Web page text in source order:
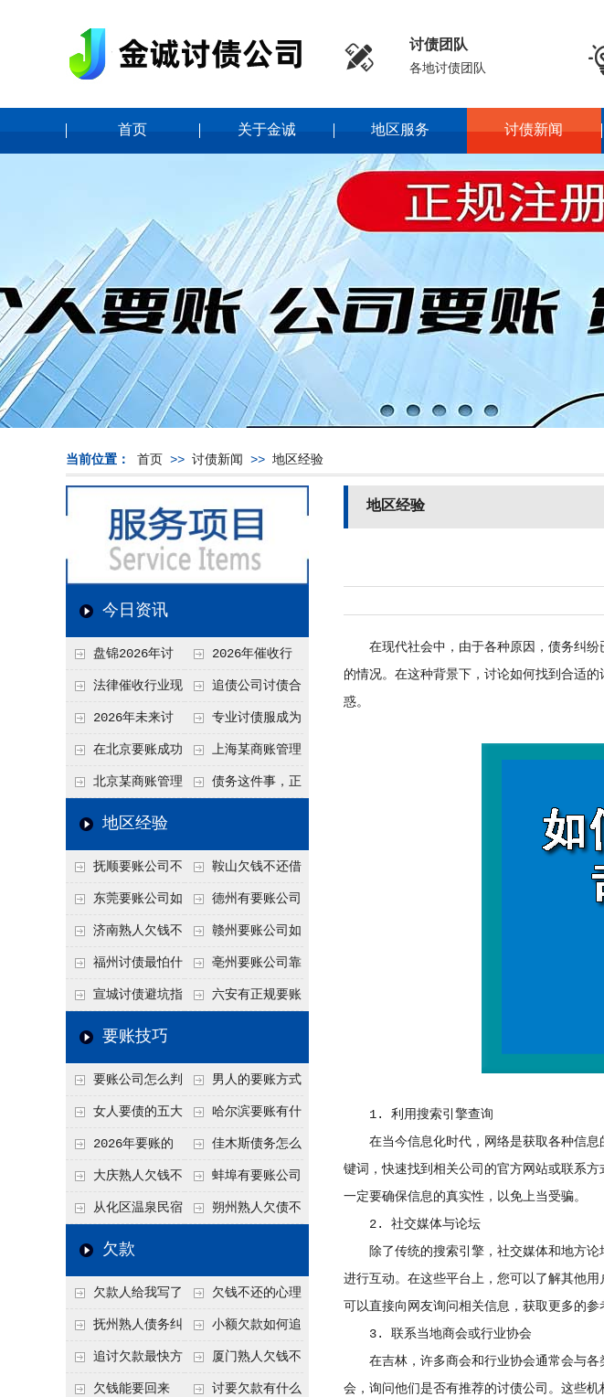
 讨债团队
各地讨债团队
首页 关于金诚 地区服务 讨债新闻
当前位置： 首页 >> 讨债新闻 >> 地区经验
今日资讯
盘锦2026年讨
债新趋势
2026年催收行
业发展现状、竞争格
局及未来趋势分析
法律催收行业现
状、合规痛点与未来
发展趋势深度解析
追债公司讨债合
法方法总结
2026年未来讨
债要账公司发展趋势
专业讨债服成为
2026年的发展趋势
在北京要账成功
率高吗？未来追账公
司发展趋势引发行业
上海某商账管理
机构聚焦合规服务
北京某商账管理
服务机构持续提升合
力企业化解应收账款
难题
债务这件事，正
地区经验
抚顺要账公司不
敢透漏的追回方法是
什么？
鞍山欠钱不还借
口太多？2026年这3
句反问话术，直接把
他后路堵死
东莞要账公司如
何有效要账讨债？20
26年合法追债经验总
结！
德州有要账公司
吗？如何合法讨债才
不沾风险？
济南熟人欠钱不
还？
赣州要账公司如
何有效讨债？合法追
债四步秘籍
福州讨债最怕什
么？2026年这两个关
键细节，做错就很难
亳州要账公司靠
谱吗？合法讨债四步
宣城讨债避坑指
南：2026年这2个细
回！
六安有正规要账
要账技巧
要账公司怎么判
断这个案子能不能
接？接案评估的标准
男人的要账方式
是什么呢？
女人要债的五大
绝招,轻松搞定
哈尔滨要账有什
么合法手段？2026年
最新追账方式总结！
2026年要账的
七个小方法
佳木斯债务怎么
追回呢？2026年成功
要账就用这2招
大庆熟人欠钱不
还躲猫猫？2026年这
个“诉前调解”成功率
蚌埠有要账公司
吗？2026年这3个方
从化区温泉民宿
老板借钱不还？2026
施压，立马主动结清
朔州熟人欠债不
死账变活
欠款
欠款人给我写了
还款计划书有用吗？
书面承诺的法律效力
欠钱不还的心理
是什么？读懂欠款人
的心态催收事半功倍
抚州熟人债务纠
纷咋办？这一招好开
口
小额欠款如何追
讨
追讨欠款最快方
法是什么？
厦门熟人欠钱不
还？2026年合法秘
欠钱能要回来 讨要欠款有什么
地区经验
在现代社会中，由于各种原因，债务纠纷
的情况。在这种背景下，讨论如何找到合适的
惑。
1. 利用搜索引擎查询
在当今信息化时代，网络是获取各种信息
键词，快速找到相关公司的官方网站或联系
一定要确保信息的真实性，以免上当受骗。
2. 社交媒体与论坛
除了传统的搜索引擎，社交媒体和地方论
进行互动。在这些平台上，您可以了解其他
可以直接向网友询问相关信息，获取更多的参
3. 联系当地商会或行业协会
在吉林，许多商会和行业协会通常会与各
会，询问他们是否有推荐的讨债公司。这些